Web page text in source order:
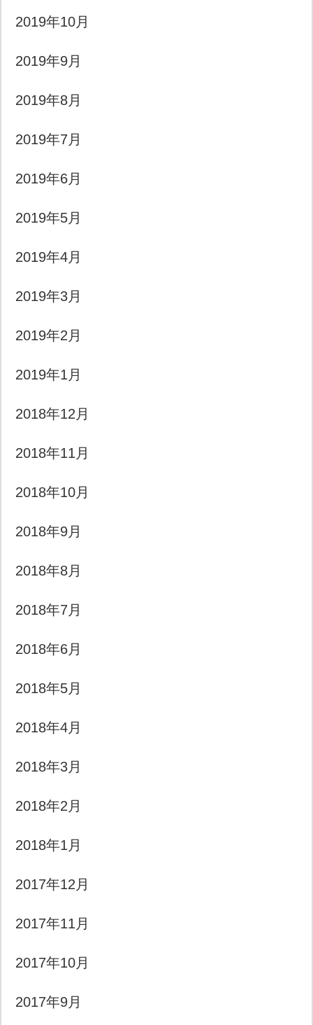
2019年10月
2019年9月
2019年8月
2019年7月
2019年6月
2019年5月
2019年4月
2019年3月
2019年2月
2019年1月
2018年12月
2018年11月
2018年10月
2018年9月
2018年8月
2018年7月
2018年6月
2018年5月
2018年4月
2018年3月
2018年2月
2018年1月
2017年12月
2017年11月
2017年10月
2017年9月